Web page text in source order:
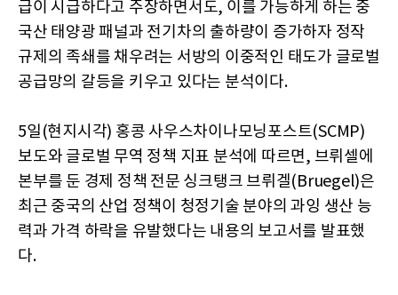
급이 시급하다고 주장하면서도, 이를 가능하게 하는 중
국산 태양광 패널과 전기차의 출하량이 증가하자 정작
규제의 족쇄를 채우려는 서방의 이중적인 태도가 글로벌
공급망의 갈등을 키우고 있다는 분석이다.
5일(현지시각) 홍콩 사우스차이나모닝포스트(SCMP)
보도와 글로벌 무역 정책 지표 분석에 따르면, 브뤼셀에
본부를 둔 경제 정책 전문 싱크탱크 브뤼겔(Bruegel)은
최근 중국의 산업 정책이 청정기술 분야의 과잉 생산 능
력과 가격 하락을 유발했다는 내용의 보고서를 발표했
다.